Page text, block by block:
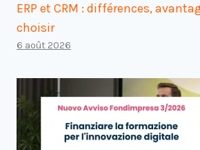
ERP et CRM : différences,
choisir
6 août 2026